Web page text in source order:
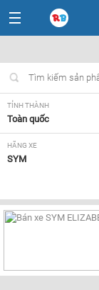
TỈNH THÀNH
Toàn quốc
HÃNG XE
SYM
Tất cả